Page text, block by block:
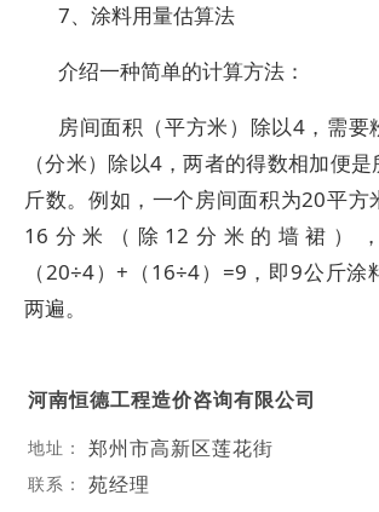
7、涂料用量估算法
介绍一种简单的计算方法：
房间面积（平方米）除以4，需要
（分米）除以4，两者的得数相加便
斤数。例如，一个房间面积为20平方
16分米（除12分米的墙裙）
（20÷4）+（16÷4）=9，即9公斤涂
两遍。
河南恒德工程造价咨询有限公司
地址： 郑州市高新区莲花街
联系： 苑经理